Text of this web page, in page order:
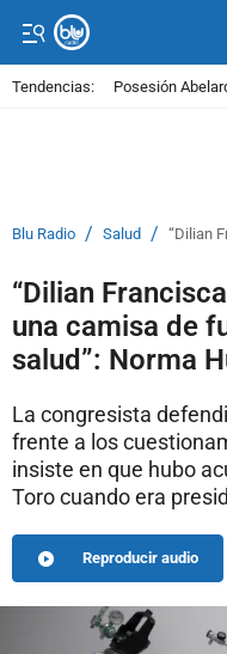
Tendencias: Posesión
Blu Radio / Salud / “Dilian
“Dilian
una camisa de
salud”: Norma
La congresista
frente a los
insiste en que hubo
Toro cuando era
Reproducir audio